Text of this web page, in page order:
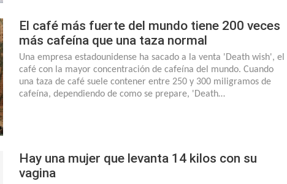
El café más fuerte del mundo tiene 200 veces
más cafeína que una taza normal
Una empresa estadounidense ha sacado a la venta 'Death wish', el
café con la mayor concentración de cafeína del mundo. Cuando
una taza de café suele contener entre 250 y 300 miligramos de
cafeína, dependiendo de como se prepare, 'Death…
Hay una mujer que levanta 14 kilos con su
vagina